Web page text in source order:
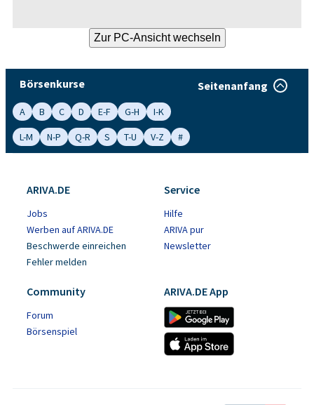
Börsenkurse Seitenanfang
A B C D E-F G-H
I-K
L-M
N-P Q-R S T-U V-Z #
ARIVA.DE
Jobs
Werben auf ARIVA.DE
Beschwerde einreichen
Fehler melden
Service
Hilfe
ARIVA pur
Newsletter
Community
Forum
Börsenspiel
ARIVA.DE App